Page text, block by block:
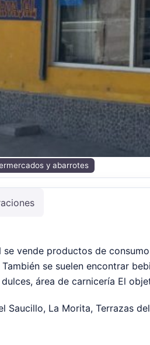
y abarrotes
se vende productos de
se suelen encontrar
área de carnicería El
Saucillo, La Morita, Terrazas